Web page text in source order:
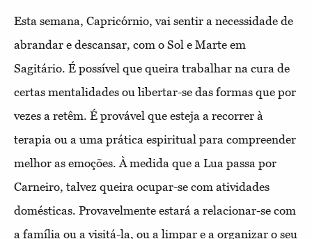
Esta semana, Capricórnio, vai sentir a necessidade de
abrandar e descansar, com o Sol e Marte em
Sagitário. É possível que queira trabalhar na cura de
certas mentalidades ou libertar-se das formas que por
vezes a retêm. É provável que esteja a recorrer à
terapia ou a uma prática espiritual para compreender
melhor as emoções. À medida que a Lua passa por
Carneiro, talvez queira ocupar-se com atividades
domésticas. Provavelmente estará a relacionar-se com
a família ou a visitá-la, ou a limpar e a organizar o seu